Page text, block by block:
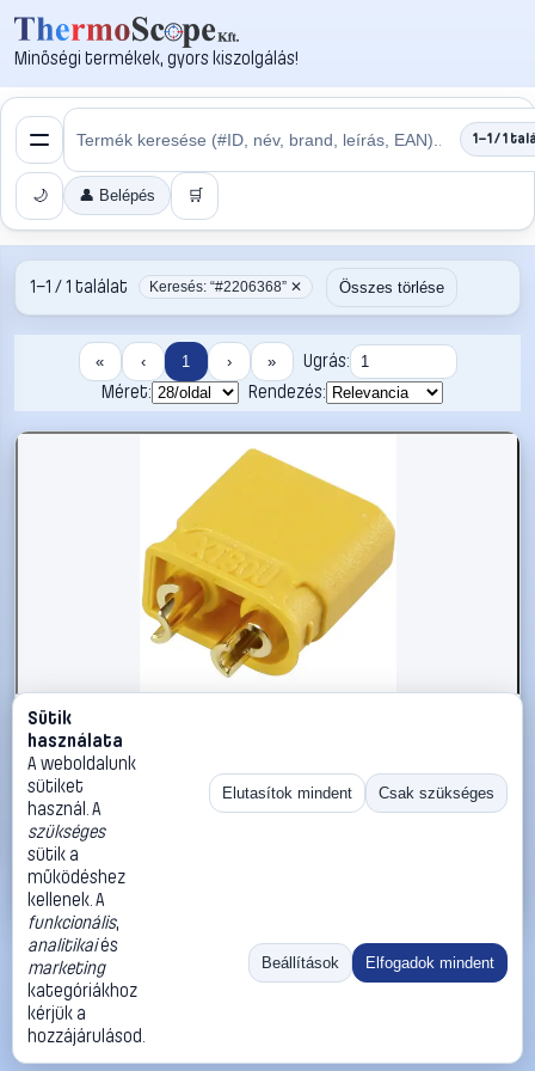
Minőségi termékek, gyors kiszolgálás!
1–1 / 1
🌙 👤 Belépés 🛒
1–1 / 1 találat Keresés: “#2206368” ✕ Összes törlése
« ‹ 1 › »
Ugrás:
Méret:
Rendezés:
#2206368
Reely RE-6619104 Akku dugó 2 mm-es dugó, XT30U
aranyozott, forrasztható 1 db
Reely Akku-csatlakozók modellépítéshez
835 Ft
Kosárba
«
Ugrás:
Méret:
Rendezés:
©2026
ThermoScope
ÁSZF
Cégbemutató
Sütik
használata
A weboldalunk
sütiket
használ. A
szükséges
sütik a
működéshez
kellenek. A
funkcionális,
analitikaiés
marketing
kategóriákhoz
kérjük a
hozzájárulásod.
Elutasítok mindent Csak szükséges
Beállítások Elfogadok mindent